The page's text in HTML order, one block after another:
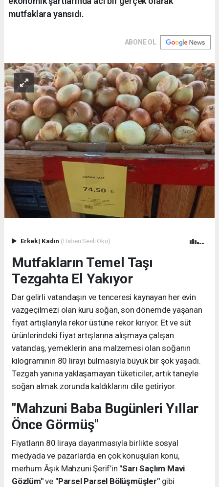
mutfaklara yansıdı.
ABONE OL
Erkek| Kadın (Haberi Sesli Oku)
Mutfakların Temel Taşı
Tezgahta El Yakıyor
Dar gelirli vatandaşın ve tenceresi kaynayan her evin
vazgeçilmezi olan kuru soğan, son dönemde yaşanan
fiyat artışlarıyla rekor üstüne rekor kırıyor. Et ve süt
ürünlerindeki fiyat artışlarına alışmaya çalışan
vatandaş, yemeklerin ana malzemesi olan soğanın
kilogramının 80 lirayı bulmasıyla büyük bir şok yaşadı.
Tezgah yanına yaklaşamayan tüketiciler, artık taneyle
soğan almak zorunda kaldıklarını dile getiriyor.
"Mahzuni Baba Bugünleri Yıllar
Önce Görmüş"
Fiyatların 80 liraya dayanmasıyla birlikte sosyal
medyada ve pazarlarda en çok konuşulan konu,
merhum Âşık Mahzuni Şerif’in "Sarı Saçlım Mavi
Gözlüm"ve "Parsel Parsel Bölüşmüşler"gibi